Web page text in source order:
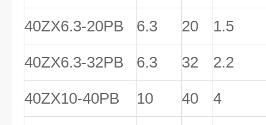
40ZX6.3-20PB 6.3 20 1.5
40ZX6.3-32PB 6.3 32 2.2
40ZX10-40PB 10 40 4